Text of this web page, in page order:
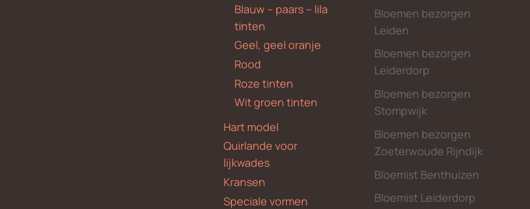
Blauw – paars – lila
tinten
Geel, geel oranje
Rood
Roze tinten
Wit groen tinten
Hart model
Quirlande voor
lijkwades
Kransen
Speciale vormen
Bloemen bezorgen
Leiden
Bloemen bezorgen
Leiderdorp
Bloemen bezorgen
Stompwijk
Bloemen bezorgen
Zoeterwoude Rijndijk
Bloemist Benthuizen
Bloemist Leiderdorp